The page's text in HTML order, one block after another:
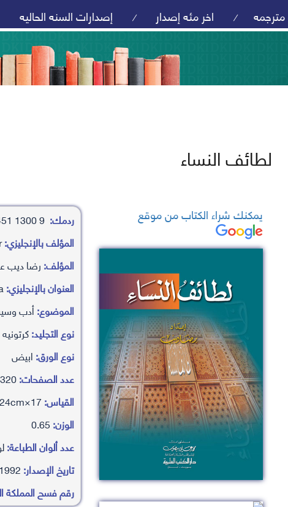
/ اخر مئه إصدار / إصدارات السنه الحاليه
لطائف النساء
يمكنك شراء الكتاب من موقع ردمك: 9 1300 7451 2 978
المؤلف بالإنجليزي:rda dyb ’awadah ،aldktwr
المؤلف:رضا ديب
العنوان بالإنجليزي:lta’f alnsa’
الموضوع:أدب
نوع التجليد:كرتونيه
نوع الورق:ابيض
عدد الصفحات:320
القياس:17×24cm
الوزن:
عدد ألوان الطباعة:
تاريخ الإصدار:
رقم فسح المملكة